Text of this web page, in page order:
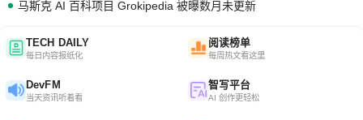
马斯克 AI 百科项目 Grokipedia 被曝数月未更新
TECH DAILY
每日内容报纸化
阅读榜单
每周热文看这里
DevFM
当天资讯听着看
智写平台
AI 创作更轻松